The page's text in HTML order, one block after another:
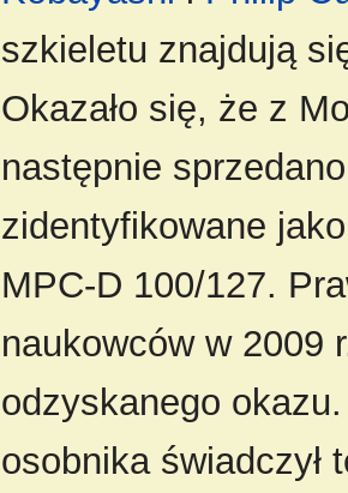
szkieletu znajdują
Okazało się, że z
następnie
zidentyfikowane
MPC-D 100/127.
naukowców w 2009
odzyskanego
osobnika świadczył